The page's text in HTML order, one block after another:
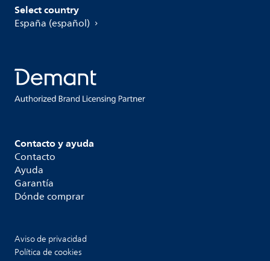
Contacto y ayuda
Contacto
Ayuda
Garantía
Dónde comprar
Select country
España (español)
Aviso de privacidad
Política de cookies